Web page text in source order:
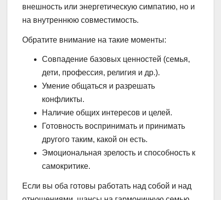
внешность или энергетическую симпатию, но и
на внутреннюю совместимость.
Обратите внимание на такие моменты:
Совпадение базовых ценностей (семья,
дети, профессия, религия и др.).
Умение общаться и разрешать
конфликты.
Наличие общих интересов и целей.
Готовность воспринимать и принимать
другого таким, какой он есть.
Эмоциональная зрелость и способность к
самокритике.
Если вы оба готовы работать над собой и над